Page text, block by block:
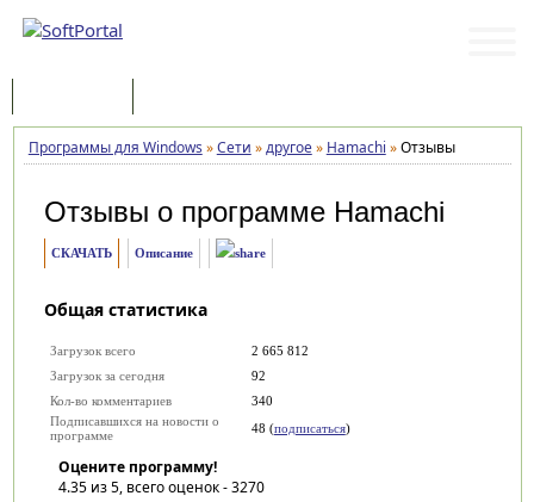
Программы для Windows »Сети »другое» Hamachi »Отзывы
Отзывы о программе Hamachi
СКАЧАТЬ Описание
Общая статистика
Загрузок всего
2 665 812
Загрузок за сегодня
92
Кол-во комментариев
340
Подписавшихся на новости о
программе
48 (подписаться)
Оцените программу!
4.35из 5, всего оценок -3270